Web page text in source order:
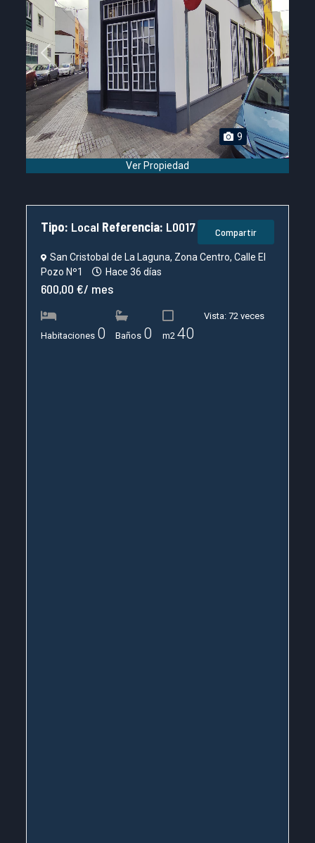
Previous Next
9
Ver Propiedad
Tipo: Local Referencia: L0017 Compartir
San Cristobal de La Laguna, Zona Centro, Calle El
Pozo Nº1
Hace 36 días
600,00 €/ mes
Habitaciones 0 Baños 0 m2 40
Vista: 72 veces